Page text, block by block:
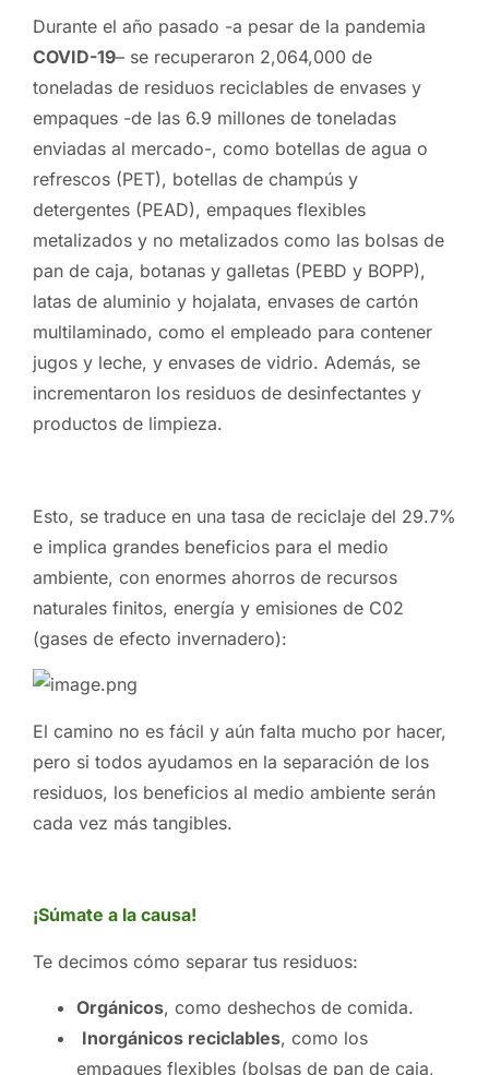
Durante el año pasado -a pesar de la pandemia
COVID-19– se recuperaron 2,064,000 de
toneladas de residuos reciclables de envases y
empaques -de las 6.9 millones de toneladas
enviadas al mercado-, como botellas de agua o
refrescos (PET), botellas de champús y
detergentes (PEAD), empaques flexibles
metalizados y no metalizados como las bolsas de
pan de caja, botanas y galletas (PEBD y BOPP),
latas de aluminio y hojalata, envases de cartón
multilaminado, como el empleado para contener
jugos y leche, y envases de vidrio. Además, se
incrementaron los residuos de desinfectantes y
productos de limpieza.
Esto, se traduce en una tasa de reciclaje del 29.7%
e implica grandes beneficios para el medio
ambiente, con enormes ahorros de recursos
naturales finitos, energía y emisiones de C02
(gases de efecto invernadero):
El camino no es fácil y aún falta mucho por hacer,
pero si todos ayudamos en la separación de los
residuos, los beneficios al medio ambiente serán
cada vez más tangibles.
¡Súmate a la causa!
Te decimos cómo separar tus residuos:
Orgánicos, como deshechos de comida.
Inorgánicos reciclables, como los
empaques flexibles (bolsas de pan de caja,